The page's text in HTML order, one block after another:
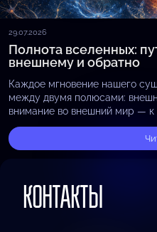
29.07.2026
Полнота вселенных:
внешнему и обратно
Каждое мгновение нашего
между двумя полюсами:
внимание во внешний мир — к
бескрайнему космосу, — мы
КОНТАКТЫ